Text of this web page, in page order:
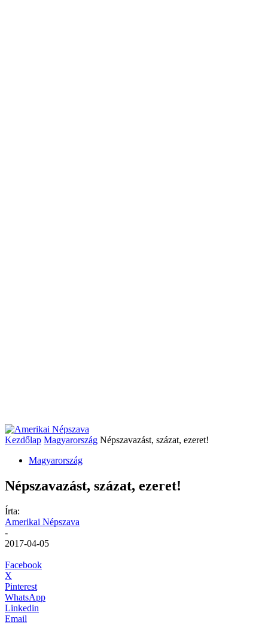
Kezdőlap Magyarország Népszavazást, százat, ezeret!
Magyarország
Népszavazást, százat, ezeret!
Írta:
Amerikai Népszava
-
2017-04-05
Facebook
X
Pinterest
WhatsApp
Linkedin
Email